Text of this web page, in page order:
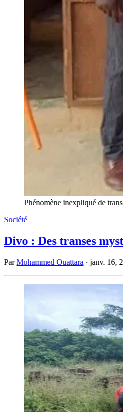
Phénomène inexpliqué de
Société
Divo : Des transes
ParMohammed Ouattara · janv. 16,